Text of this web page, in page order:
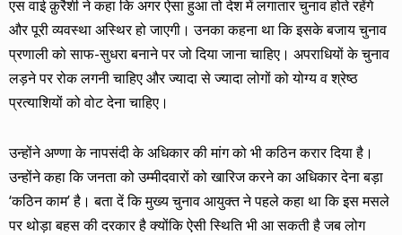
एस वाई क़ुरैशी ने कहा कि अगर ऐसा हुआ तो देश में लगातार चुनाव होते रहेंगे
और पूरी व्यवस्था अस्थिर हो जाएगी। उनका कहना था कि इसके बजाय चुनाव
प्रणाली को साफ-सुधरा बनाने पर जो दिया जाना चाहिए। अपराधियों के चुनाव
लड़ने पर रोक लगनी चाहिए और ज्यादा से ज्यादा लोगों को योग्य व श्रेष्ठ
प्रत्याशियों को वोट देना चाहिए।
उन्होंने अण्णा के नापसंदी के अधिकार की मांग को भी कठिन करार दिया है।
उन्होंने कहा कि जनता को उम्मीदवारों को खारिज करने का अधिकार देना बड़ा
‘कठिन काम’ है। बता दें कि मुख्य चुनाव आयुक्त ने पहले कहा था कि इस मसले
पर थोड़ा बहस की दरकार है क्योंकि ऐसी स्थिति भी आ सकती है जब लोग